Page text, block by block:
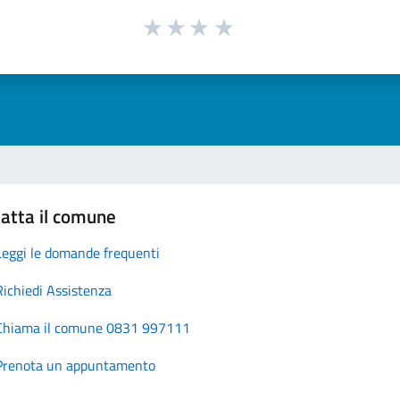
il comune
le domande frequenti
Assistenza
il comune 0831 997111
un appuntamento